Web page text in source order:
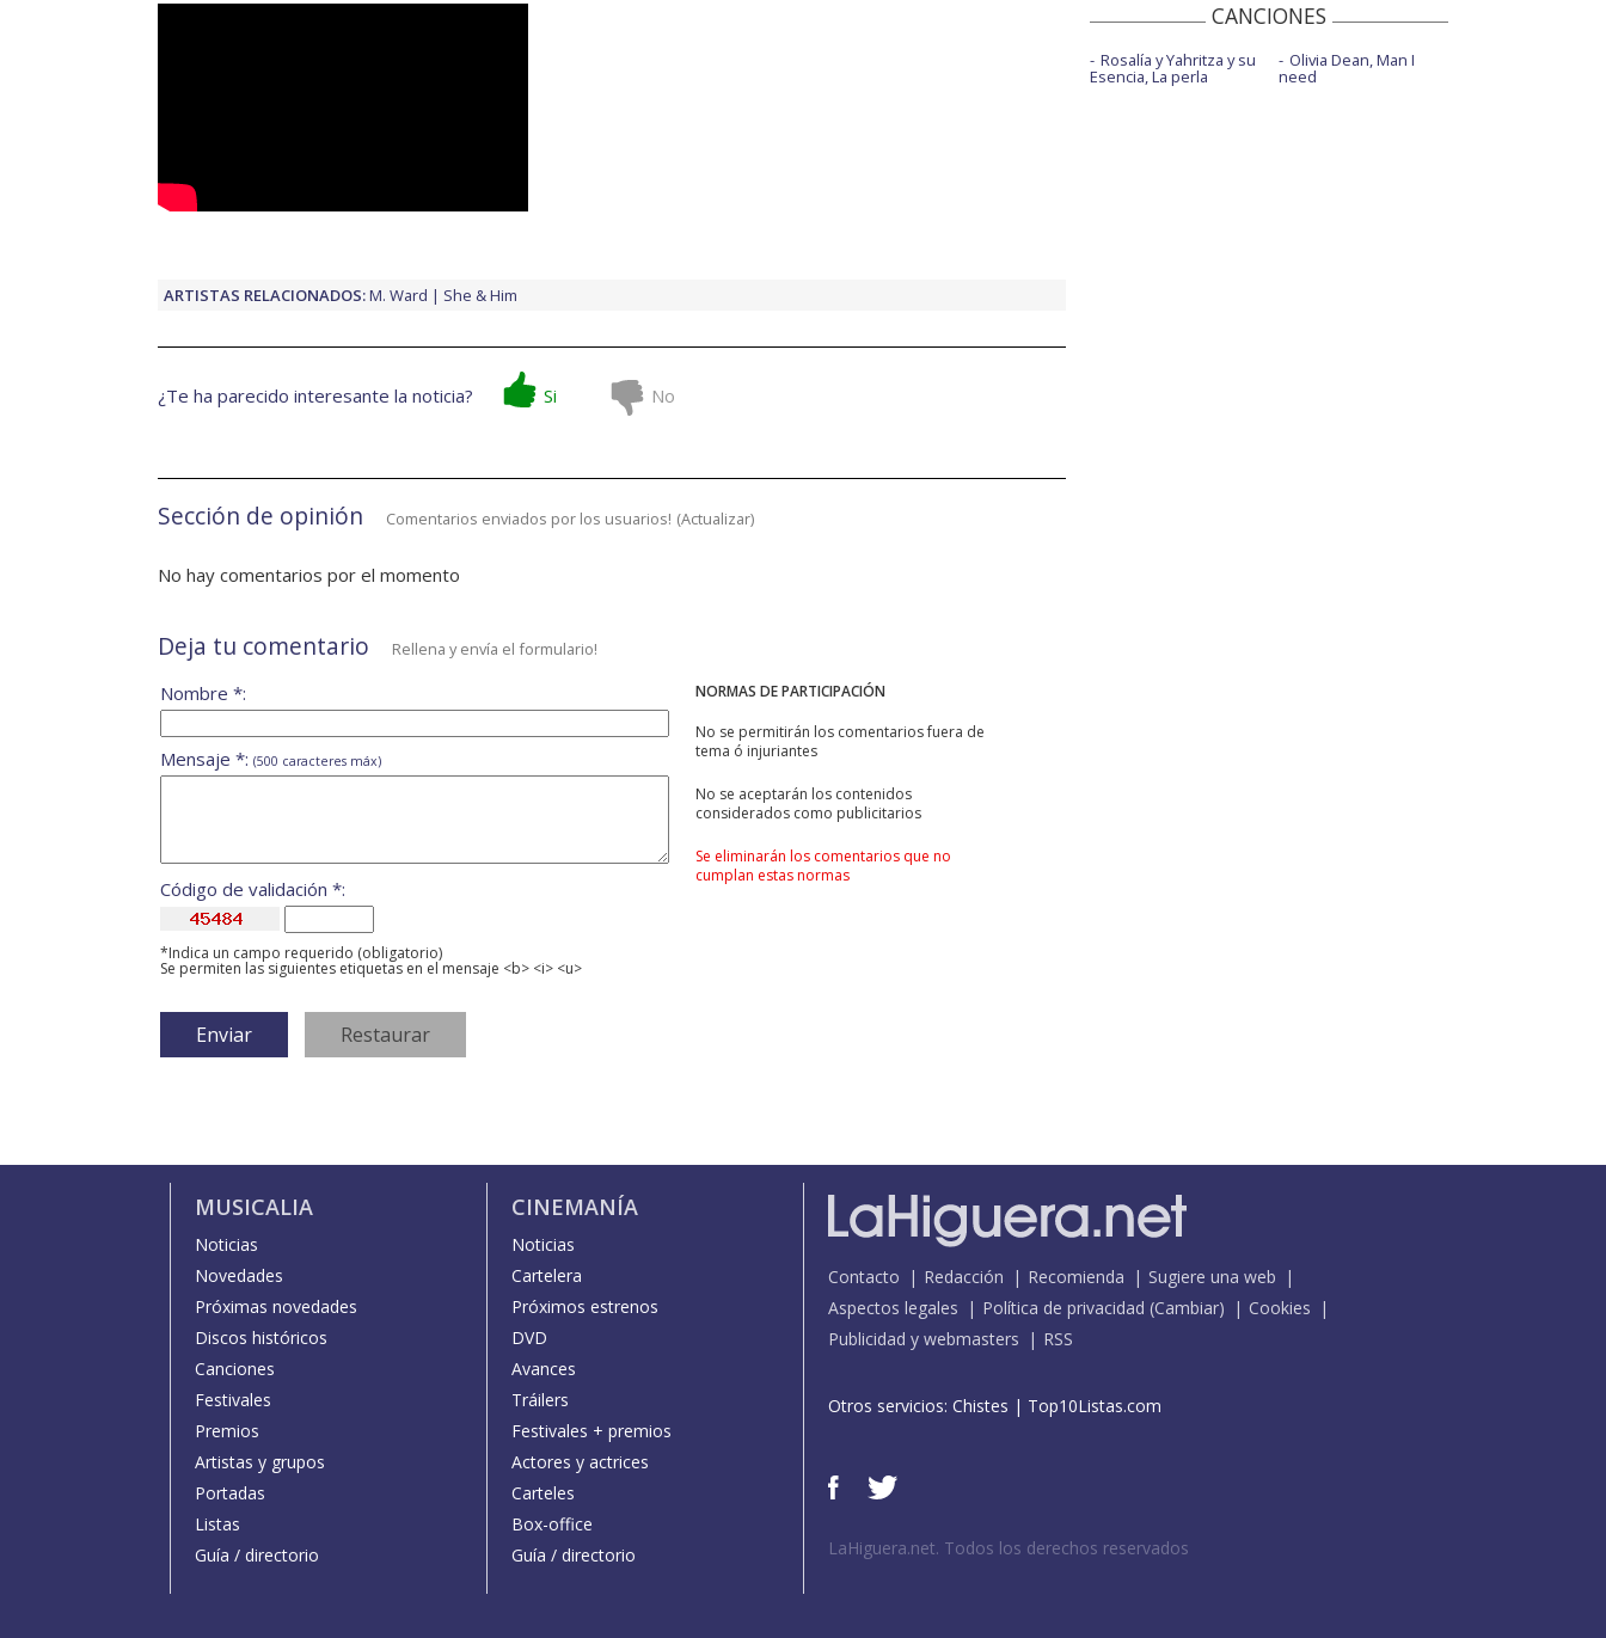
ARTISTAS RELACIONADOS:M. Ward She & Him
¿Te ha parecido interesante la noticia? Si No
Sección de opinión Comentarios enviados por los usuarios! (Actualizar)
No hay comentarios por el momento
Deja tu comentario Rellena y envía el formulario!
NORMAS DE PARTICIPACIÓN
No se permitirán los comentarios fuera de
tema ó injuriantes
No se aceptarán los contenidos
considerados como publicitarios
Se eliminarán los comentarios que no
cumplan estas normas
Nombre *:
Mensaje *: (500 caracteres máx)
Código de validación *:
*Indica un campo requerido (obligatorio)
Se permiten las siguientes etiquetas en el mensaje <b> <i> <u>
CANCIONES
Rosalía y Yahritza y su
Esencia, La perla
Olivia Dean, Man I
need
MUSICALIA
Noticias
Novedades
Próximas novedades
Discos históricos
Canciones
Festivales
Premios
Artistas y grupos
Portadas
Listas
Guía / directorio
CINEMANÍA
Noticias
Cartelera
Próximos estrenos
DVD
Avances
Tráilers
Festivales + premios
Actores y actrices
Carteles
Box-office
Guía / directorio
Contacto Redacción Recomienda
Sugiere una web
Aspectos legales
Política de privacidad (Cambiar)
Cookies
Publicidad y webmasters
RSS
Otros servicios: Chistes | Top10Listas.com
LaHiguera.net. Todos los derechos reservados